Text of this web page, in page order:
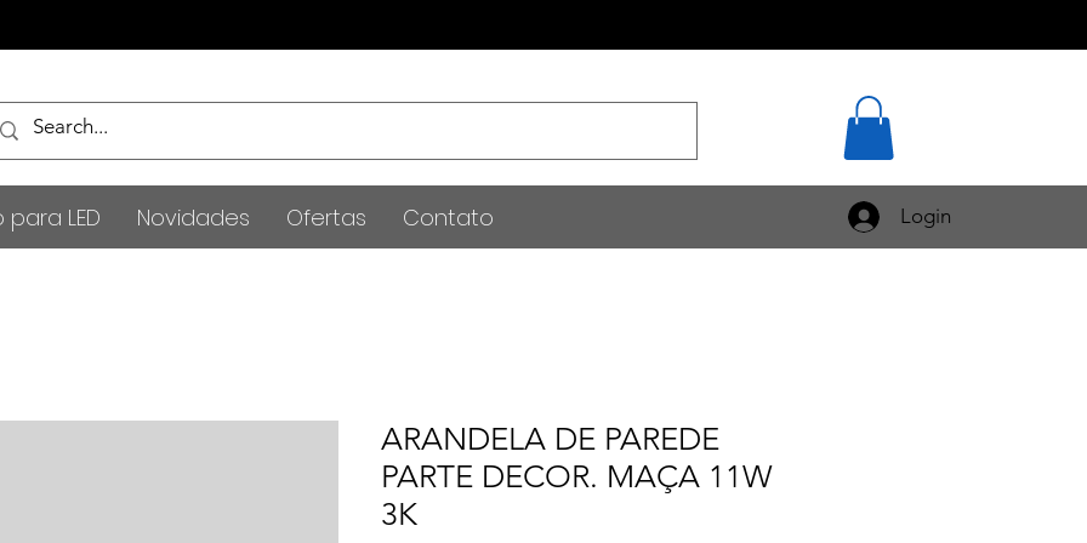
LED Novidades Ofertas Contato Login
ARANDELA DE PAREDE
PARTE DECOR. MAÇA 11W
3K